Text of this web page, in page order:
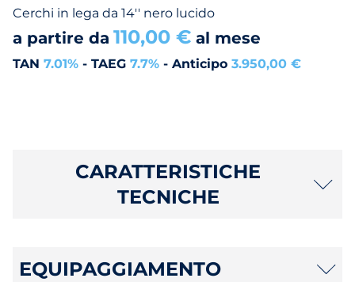
Cerchi in lega da 14'' nero lucido
a partire da 110,00 € al mese
TAN 7.01% - TAEG 7.7% - Anticipo 3.950,00 €
CARATTERISTICHE
TECNICHE
EQUIPAGGIAMENTO